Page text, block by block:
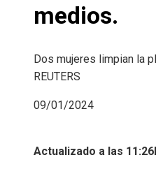
medios.
Dos mujeres limpian la
REUTERS
09/01/2024
Actualizado a las